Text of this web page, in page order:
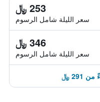
253 ﷼
سعر الليلة شامل الرسوم
346 ﷼
سعر الليلة شامل الرسوم